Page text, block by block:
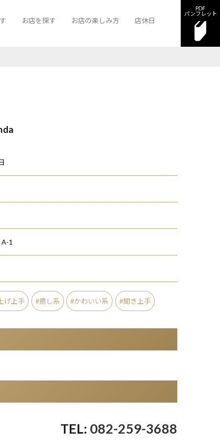
お店を探す お店の楽しみ方 店休日
PDF
パンフレット
1
げ上手 癒し系 かわいい系 聞き上手
082-259-3688